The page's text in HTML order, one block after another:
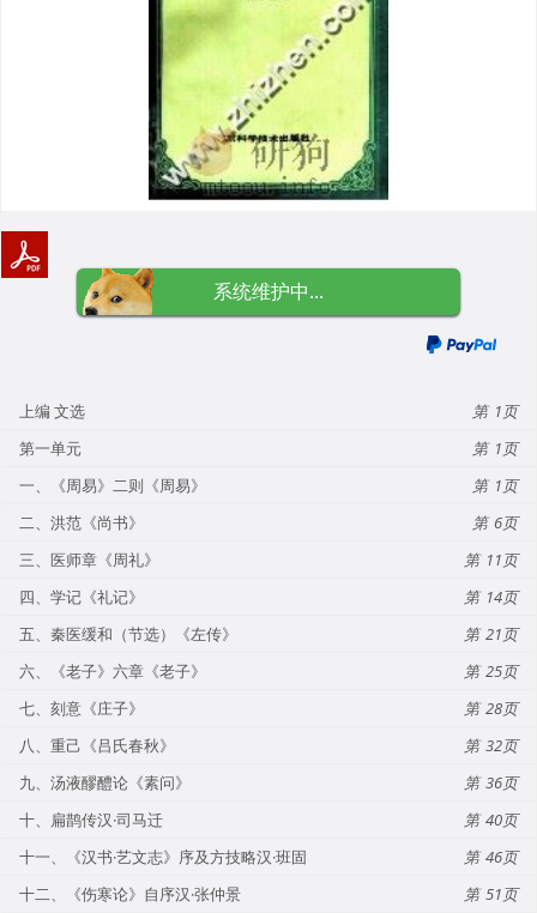
系统维护中...
上编 文选
1
第一单元
1
一、《周易》二则《周易》
1
二、洪范《尚书》
6
三、医师章《周礼》
11
四、学记《礼记》
14
五、秦医缓和（节选）《左传》
21
六、《老子》六章《老子》
25
七、刻意《庄子》
28
八、重己《吕氏春秋》
32
九、汤液醪醴论《素问》
36
十、扁鹊传汉·司马迁
40
十一、《汉书·艺文志》序及方技略汉·班固
46
十二、《伤寒论》自序汉·张仲景
51